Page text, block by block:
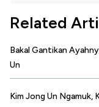
Related
Bakal Gantikan
Un
Kim Jong Un Ngamuk,